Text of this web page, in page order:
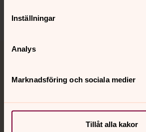
Inställningar
Analys
Marknadsföring och sociala medier
Tillåt alla kakor
Akut samtals- och krisstöd. Prata